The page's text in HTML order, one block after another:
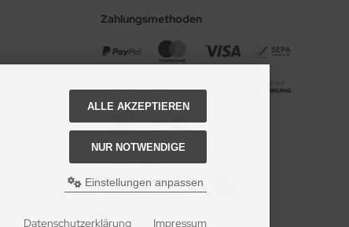
Zahlungsmethoden
ALLE AKZEPTIEREN
NUR NOTWENDIGE
Einstellungen anpassen
Datenschutzerklärung Impressum